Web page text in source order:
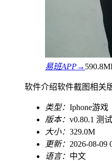
易班APP→
软件介绍软件截图相关
类型： Iphone游戏
版本： v0.80.1 测
大小： 329.0M
更新： 2026-08-09
语言： 中文